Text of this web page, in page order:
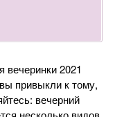
вечеринки 2021
привыкли к тому,
вечерний